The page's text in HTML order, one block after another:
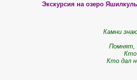
Экскурсия на озеро
Камни
Помнят,
Кто
Кто дал